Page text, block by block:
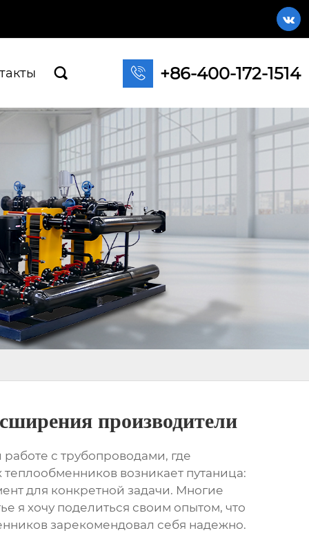

  +86-400-172-1514
производители
с трубопроводами, где
теплообменниковвозникает путаница:
для конкретной задачи. Многие
я хочу поделиться своим опытом, что
зарекомендовал себя надежно.